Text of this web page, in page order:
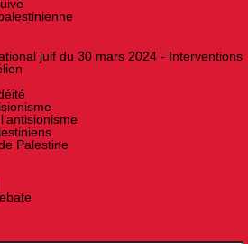
juif du 30 mars 2024 - Interventions
Palestine